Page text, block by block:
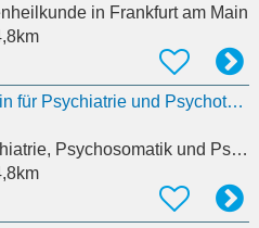
in Frankfurt am Main
Facharzt/ -ärztin für Psychiatrie und Psychotherapie (m/w/d)
Facharzt Psychiatrie, Psychosomatik und Psychotherapie